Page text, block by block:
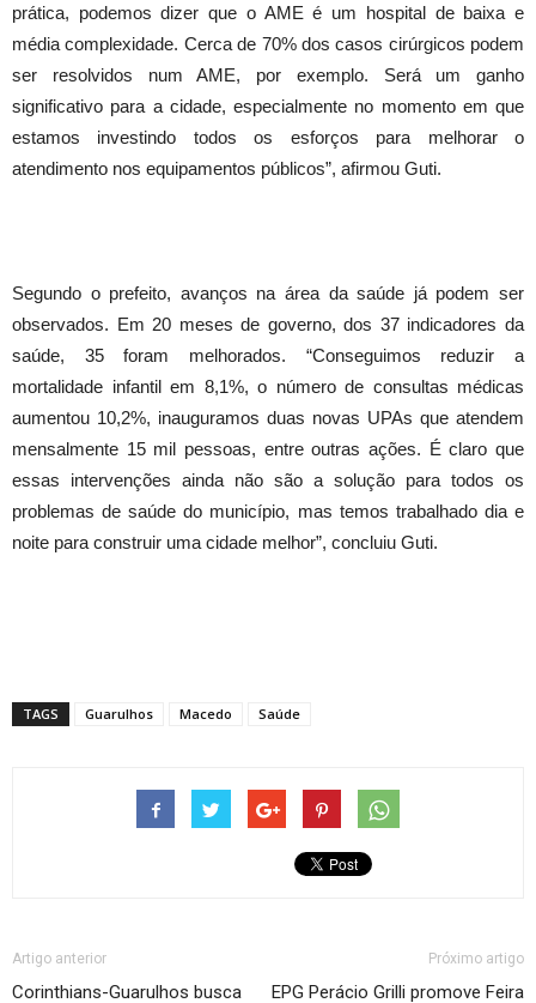
prática, podemos dizer que o AME é um hospital de baixa e
média complexidade. Cerca de 70% dos casos cirúrgicos podem
ser resolvidos num AME, por exemplo. Será um ganho
significativo para a cidade, especialmente no momento em que
estamos investindo todos os esforços para melhorar o
atendimento nos equipamentos públicos”, afirmou Guti.
Segundo o prefeito, avanços na área da saúde já podem ser
observados. Em 20 meses de governo, dos 37 indicadores da
saúde, 35 foram melhorados. “Conseguimos reduzir a
mortalidade infantil em 8,1%, o número de consultas médicas
aumentou 10,2%, inauguramos duas novas UPAs que atendem
mensalmente 15 mil pessoas, entre outras ações. É claro que
essas intervenções ainda não são a solução para todos os
problemas de saúde do município, mas temos trabalhado dia e
noite para construir uma cidade melhor”, concluiu Guti.
TAGS Guarulhos Macedo Saúde
Artigo anterior
Corinthians-Guarulhos busca
Próximo artigo
EPG Perácio Grilli promove Feira